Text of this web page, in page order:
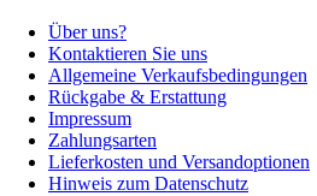
Über uns?
Kontaktieren Sie uns
Allgemeine Verkaufsbedingungen
Rückgabe & Erstattung
Impressum
Zahlungsarten
Lieferkosten und Versandoptionen
Hinweis zum Datenschutz